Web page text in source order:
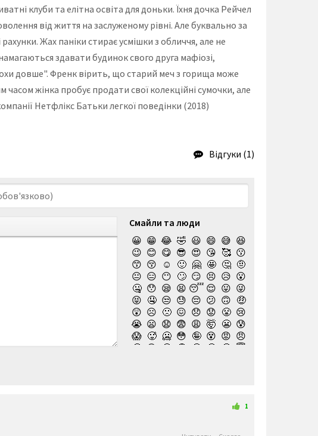
клуби та елітна освіта для доньки. Їхня дочка Рейчел
від життя на заслуженому рівні. Але буквально за
Жах паніки стирає усмішки з обличчя, але не
здавати будинок свого друга мафіозі,
довше". Френк вірить, що старий меч з горища може
жінка пробує продати свої колекційні сумочки, але
Нетфлікс Батьки легкої поведінки (2018)
Відгуки (1)
Смайли та люди
😀 😁 😂 🤣 😃 😄 😅 😆
😉 😊 😋 😎 😍 😘 🥰 😗
😙 😚 ☺️ 🙂 🤗 🤩 🤔 🤨
😐 😑 😶 🙄 😏 😣 😥 😮
🤐 😯 😪 😫 😴 😌 😛 😜
😝 🤤 😒 😓 😔 😕 🙃 🤑
😲 ☹️ 🙁 😖 😞 😟 😤 😢
😭 😦 😧 😨 😩 🤯 😬 😰
😱 🥵 🥶 😳 🤪 😵 😡 😠
🤬
😷 🤒 🤕 🤢 🤮 🤧 😇
🙉1